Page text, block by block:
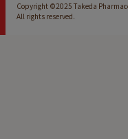
Copyright ©2025 Takeda
All rights reserved.